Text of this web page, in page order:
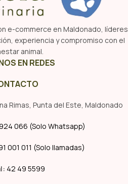
e-commerce en Maldonado, líderes
experiencia y compromiso con el
animal.
EN REDES
Rimas, Punta del Este, Maldonado
066 (Solo Whatsapp)
001 011 (Solo llamadas)
42 49 5599